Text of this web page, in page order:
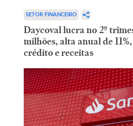
SETOR FINANCEIRO
Daycoval lucra no 2º
milhões, alta anual de
crédito e receitas